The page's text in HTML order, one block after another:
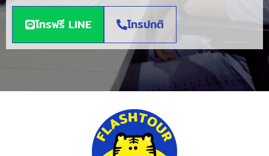
โทรฟรี LINE โทรปกติ